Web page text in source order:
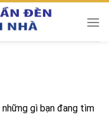
gì bạn đang tìm